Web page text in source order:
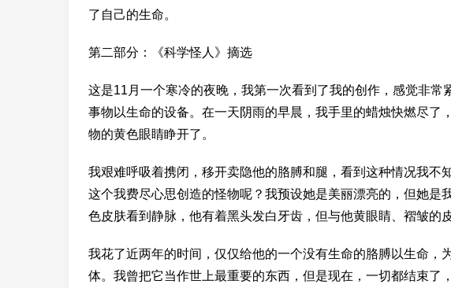
了自己的生命。
第二部分：《科学怪人》摘选
这是11月一个寒冷的夜晚，我第一次看到了我的创作，感觉非常
事物以生命的设备。在一天阴雨的早晨，我手里的蜡烛快燃尽了
物的黄色眼睛睁开了。
我艰难呼吸着携闭，移开卖隐他的胳膊和腿，看到这种情况我不
这个我费尽心思创造的怪物呢？我预设她是美丽漂亮的，但她是
色皮肤看到静脉，他有着黑头发白牙齿，但与他黄眼睛、褶皱的
我花了近两年的时间，仅仅给他的一个没有生命的胳膊以生命，
体。我曾把它当作世上最重要的东西，但是现在，一切都结束了